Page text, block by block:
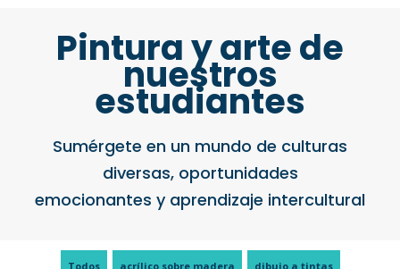
Pintura y arte de
nuestros
estudiantes
Sumérgete en un mundo de culturas
diversas, oportunidades
emocionantes y aprendizaje intercultural
Todos acrílico sobre madera dibujo a tintas